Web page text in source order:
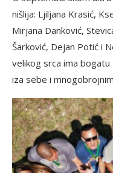
nišlija: Ljiljana Krasić,
Mirjana Danković,
Šarković, Dejan Potić i
velikog srca ima
iza sebe i